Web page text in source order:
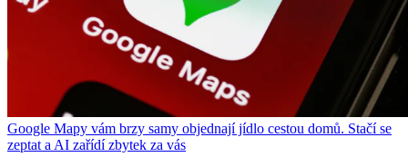
Google Mapy vám brzy samy objednají jídlo cestou domů. Stačí se
zeptat a AI zařídí zbytek za vás